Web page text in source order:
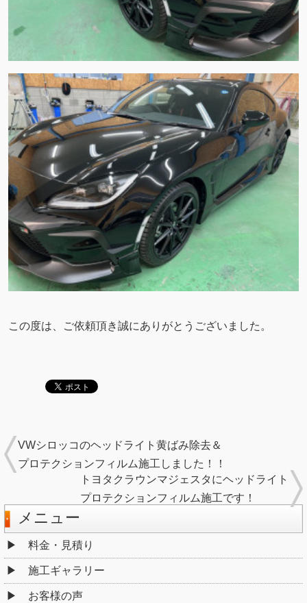
この度は、ご依頼頂き誠にありがとうございました。
VWシロッコのヘッドライト黄ばみ除去＆
プロテクションフィルム施工しました！！
トヨタクラウンマジェスタにヘッドライト
プロテクションフィルム施工です！
メニュー
料金・見積り
施工ギャラリー
お客様の声